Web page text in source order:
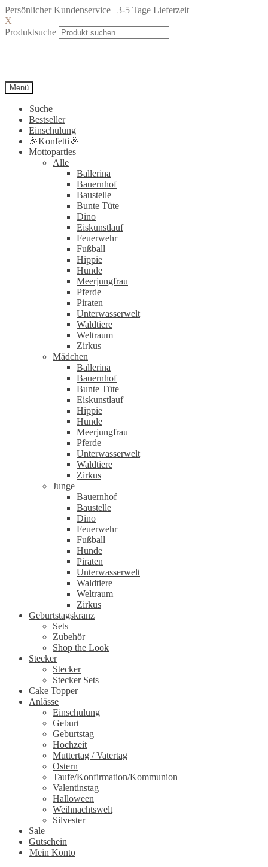
Persönlicher Kundenservice | 3-5 Tage Lieferzeit
X
Produktsuche
Menü
Suche
Bestseller
Einschulung
🎉Konfetti🎉
Mottoparties
Alle
Ballerina
Bauernhof
Baustelle
Bunte Tüte
Dino
Eiskunstlauf
Feuerwehr
Fußball
Hippie
Hunde
Meerjungfrau
Pferde
Piraten
Unterwasserwelt
Waldtiere
Weltraum
Zirkus
Mädchen
Ballerina
Bauernhof
Bunte Tüte
Eiskunstlauf
Hippie
Hunde
Meerjungfrau
Pferde
Unterwasserwelt
Waldtiere
Zirkus
Junge
Bauernhof
Baustelle
Dino
Feuerwehr
Fußball
Hunde
Piraten
Unterwasserwelt
Waldtiere
Weltraum
Zirkus
Geburtstagskranz
Sets
Zubehör
Shop the Look
Stecker
Stecker
Stecker Sets
Cake Topper
Anlässe
Einschulung
Geburt
Geburtstag
Hochzeit
Muttertag / Vatertag
Ostern
Taufe/Konfirmation/Kommunion
Valentinstag
Halloween
Weihnachtswelt
Silvester
Sale
Gutschein
Mein Konto